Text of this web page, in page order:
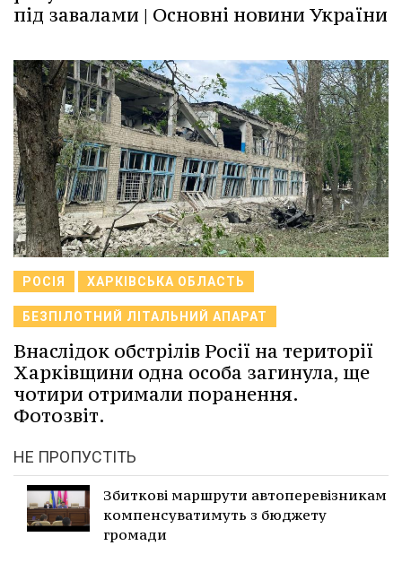
під завалами | Основні новини України
РОСІЯ ХАРКІВСЬКА ОБЛАСТЬ
БЕЗПІЛОТНИЙ ЛІТАЛЬНИЙ АПАРАТ
Внаслідок обстрілів Росії на території
Харківщини одна особа загинула, ще
чотири отримали поранення.
Фотозвіт.
НЕ ПРОПУСТІТЬ
Збиткові маршрути автоперевізникам
компенсуватимуть з бюджету
громади